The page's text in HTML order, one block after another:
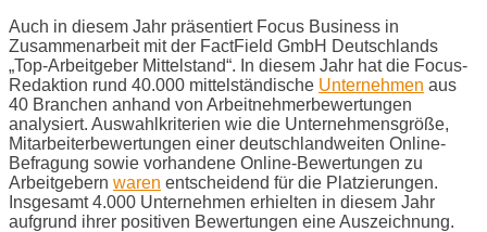
Auch in diesem Jahr präsentiert Focus Business in
Zusammenarbeit mit der FactField GmbH Deutschlands
„Top-Arbeitgeber Mittelstand“. In diesem Jahr hat die Focus-
Redaktion rund 40.000 mittelständische Unternehmen aus
40 Branchen anhand von Arbeitnehmerbewertungen
analysiert. Auswahlkriterien wie die Unternehmensgröße,
Mitarbeiterbewertungen einer deutschlandweiten Online-
Befragung sowie vorhandene Online-Bewertungen zu
Arbeitgebern waren entscheidend für die Platzierungen.
Insgesamt 4.000 Unternehmen erhielten in diesem Jahr
aufgrund ihrer positiven Bewertungen eine Auszeichnung.